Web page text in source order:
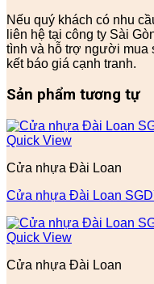
Nếu quý khách có nhu
liên hệ tại công ty Sài
tình và hỗ trợ người mua
kết báo giá cạnh tranh.
Sản phẩm tương tự
Quick View
Cửa nhựa Đài Loan
Cửa nhựa Đài Loan
Quick View
Cửa nhựa Đài Loan